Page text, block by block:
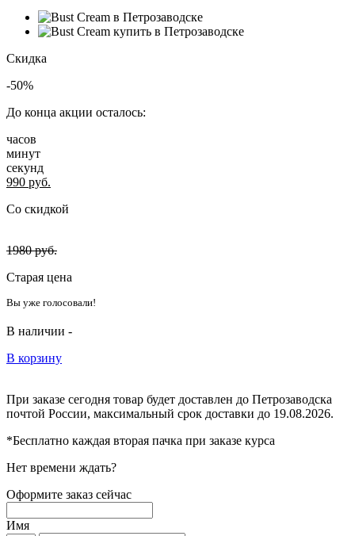
Скидка
-50%
До конца акции осталось:
часов
минут
секунд
990 руб.
Со скидкой
1980руб.
Старая цена
Вы уже голосовали!
В наличии -
В корзину
При заказе сегодня товар будет доставлен до Петрозаводска
почтой России, максимальный срок доставки до 19.08.2026.
*Бесплатно каждая вторая пачка при заказе курса
Нет времени ждать?
Оформите заказ сейчас
Имя